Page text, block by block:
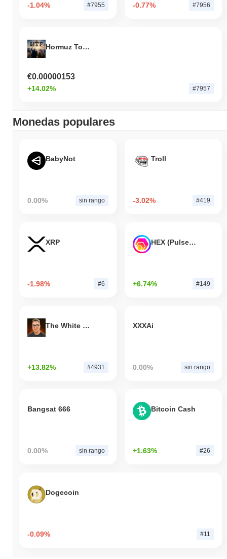
-1.04% #7955 -0.77% #7956
Hormuz Toll Fund
€0.00000153
+14.02% #7957
Monedas populares
BabyNot
0.00% sin rango
Troll
-3.02% #419
XRP
-1.98% #6
HEX (Pulsechain)
+6.74% #149
The White Bull
+13.82% #4931
XXXAi
0.00% sin rango
Bangsat 666
0.00% sin rango
Bitcoin Cash
+1.63% #26
Dogecoin
-0.09% #11